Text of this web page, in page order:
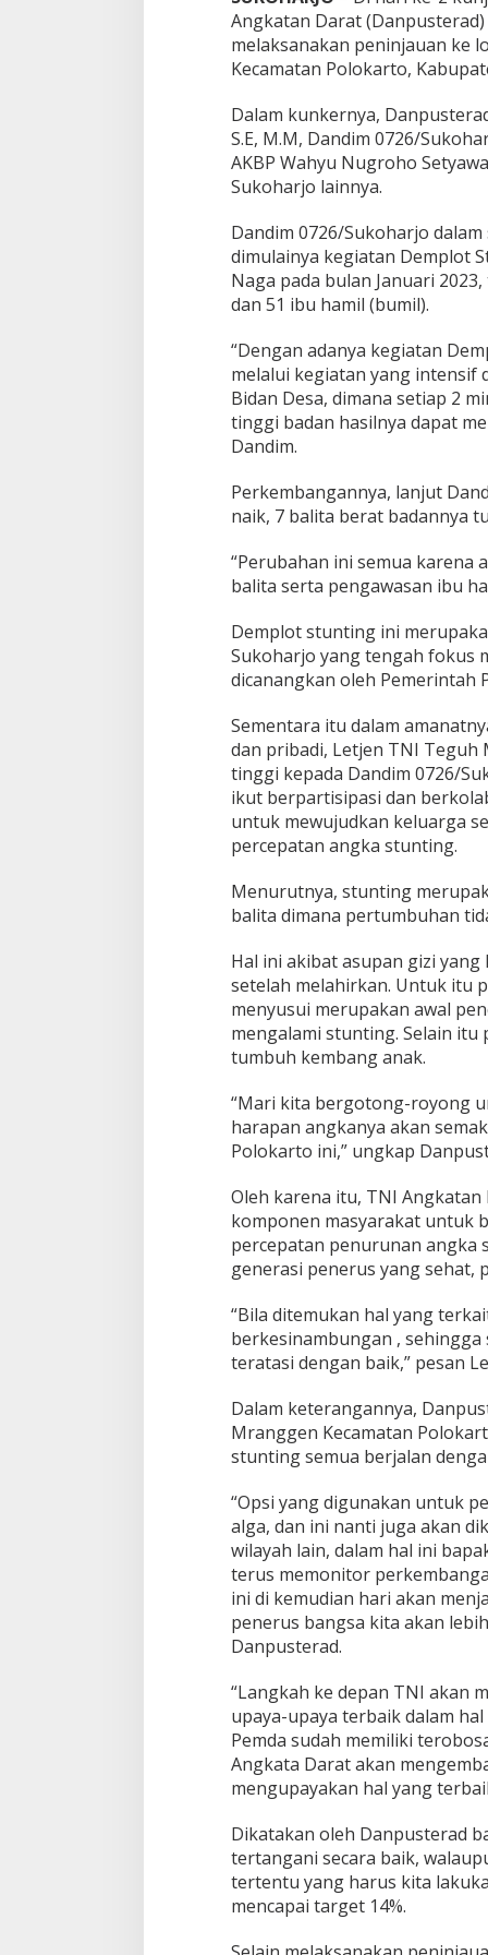
a
r
t
o
Angkatan Darat
melaksanakan peninjauan ke
Kecamatan Polokarto,
Dalam kunkernya,
S.E, M.M, Dandim 0726/
AKBP Wahyu Nugroho
Sukoharjo lainnya.
Dandim 0726/Sukoharjo
dimulainya kegiatan Demplot
Naga pada bulan Januari
dan 51 ibu hamil (bumil).
“Dengan adanya kegiatan
melalui kegiatan yang intensif
Bidan Desa, dimana setiap 2
tinggi badan hasilnya dapat
Dandim.
Perkembangannya, lanjut
naik, 7 balita berat badannya
“Perubahan ini semua karena
balita serta pengawasan ibu
Demplot stunting ini
Sukoharjo yang tengah fokus
dicanangkan oleh Pemerintah
Sementara itu dalam
dan pribadi, Letjen TNI Teguh
tinggi kepada Dandim 0726/
ikut berpartisipasi dan
untuk mewujudkan keluarga
percepatan angka stunting.
Menurutnya, stunting
balita dimana pertumbuhan
Hal ini akibat asupan gizi
setelah melahirkan. Untuk itu
menyusui merupakan awal
mengalami stunting. Selain
tumbuh kembang anak.
“Mari kita bergotong-royong
harapan angkanya akan
Polokarto ini,” ungkap
Oleh karena itu, TNI
komponen masyarakat untuk
percepatan penurunan angka
generasi penerus yang sehat,
“Bila ditemukan hal yang
berkesinambungan ,
teratasi dengan baik,” pesan
Dalam keterangannya,
Mranggen Kecamatan
stunting semua berjalan
“Opsi yang digunakan untuk
alga, dan ini nanti juga akan
wilayah lain, dalam hal ini
terus memonitor
ini di kemudian hari akan
penerus bangsa kita akan
Danpusterad.
“Langkah ke depan TNI akan
upaya-upaya terbaik dalam
Pemda sudah memiliki
Angkata Darat akan
mengupayakan hal yang
Dikatakan oleh Danpusterad
tertangani secara baik,
tertentu yang harus kita
mencapai target 14%.